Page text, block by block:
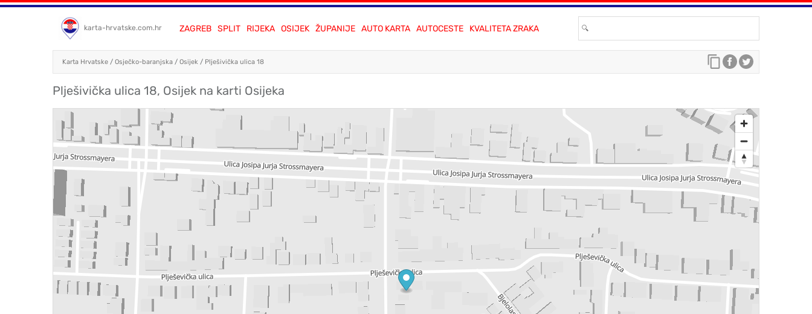
karta-hrvatske.com.hr ZAGREB SPLIT RIJEKA OSIJEK ŽUPANIJE AUTO KARTA AUTOCESTE KVALITETA ZRAKA
Karta Hrvatske / Osječko-baranjska / Osijek / Plješivička ulica 18
Plješivička ulica 18, Osijek na karti Osijeka